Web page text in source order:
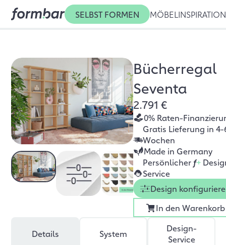
SELBST FORMEN MÖBEL INSPIRATION
Bücherregal
Seventa
2.791 €
0% Raten-
Gratis Lieferung in 4-
Wochen
Made in Germany
Persönlicher f+
Service
Design
In den Warenkorb
Details System
Design-
Service